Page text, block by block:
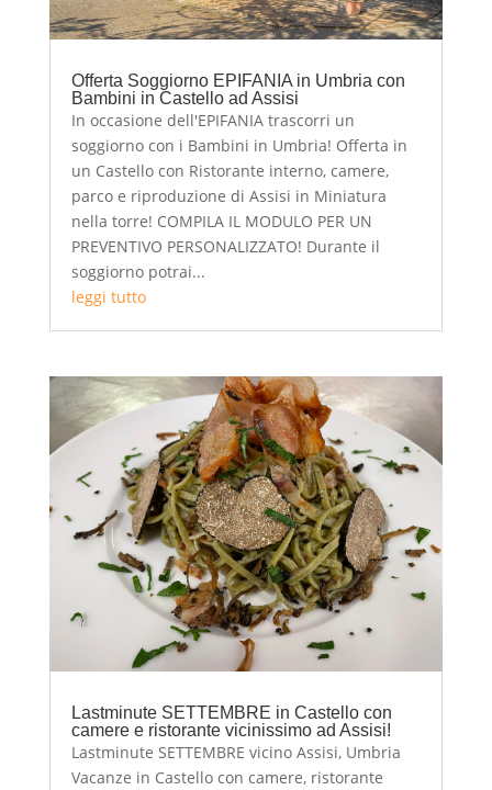
Offerta Soggiorno EPIFANIA in Umbria con
Bambini in Castello ad Assisi
In occasione dell'EPIFANIA trascorri un
soggiorno con i Bambini in Umbria! Offerta in
un Castello con Ristorante interno, camere,
parco e riproduzione di Assisi in Miniatura
nella torre! COMPILA IL MODULO PER UN
PREVENTIVO PERSONALIZZATO! Durante il
soggiorno potrai...
leggi tutto
Lastminute SETTEMBRE in Castello con
camere e ristorante vicinissimo ad Assisi!
Lastminute SETTEMBRE vicino Assisi, Umbria
Vacanze in Castello con camere, ristorante